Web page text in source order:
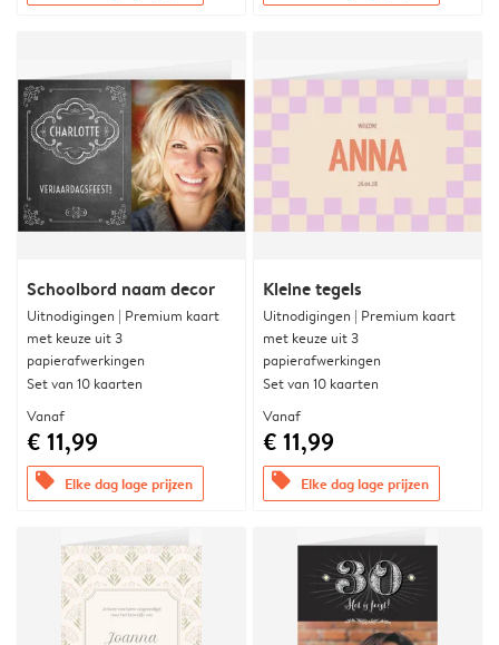
Schoolbord naam decor
Uitnodigingen | Premium kaart
met keuze uit 3
papierafwerkingen
Set van 10 kaarten
Vanaf
€ 11,99
offers Elke dag lage prijzen
Kleine tegels
Uitnodigingen | Premium kaart
met keuze uit 3
papierafwerkingen
Set van 10 kaarten
Vanaf
€ 11,99
offers Elke dag lage prijzen